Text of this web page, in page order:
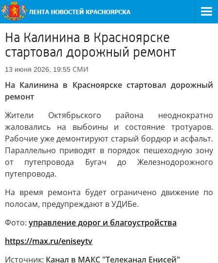
На Калинина в Красноярске
стартовал дорожный ремонт
13 июня 2026, 19:55 СМИ
На Калинина в Красноярске стартовал дорожный
ремонт
Жители Октябрьского района неоднократно
жаловались на выбоины и состояние тротуаров.
Рабочие уже демонтируют старый бордюр и асфальт.
Параллельно приводят в порядок пешеходную зону
от путепровода Бугач до Железнодорожного
путепровода.
На время ремонта будет ограничено движение по
полосам, предупреждают в УДИБе.
Фото: управление дорог и благоустройства
https://max.ru/eniseytv
Источник: Канал в МАКС "Телеканал Енисей"